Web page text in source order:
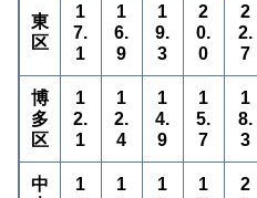
東
区
1
7.
1
1
6.
9
1
9.
3
2
0.
0
2
2.
7
博
多
区
1
2.
1
1
2.
4
1
4.
9
1
5.
7
1
8.
3
中
1
1
1
1
2